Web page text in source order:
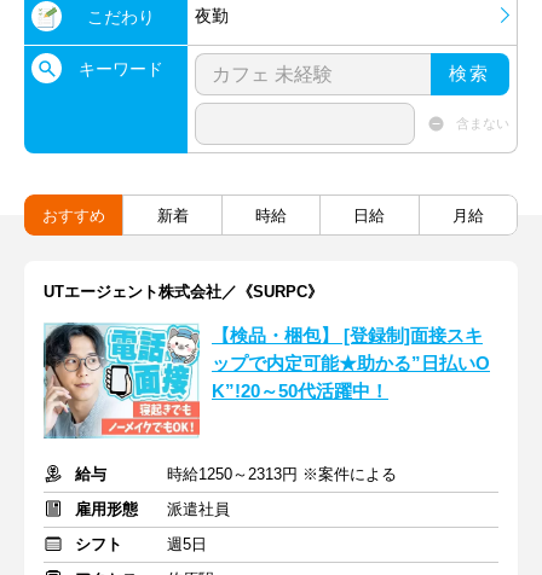
こだわり 夜勤
キーワード 検索
含まない
おすすめ 新着 時給 日給 月給
UTエージェント株式会社／《SURPC》
【検品・梱包】 [登録制]面接スキ
ップで内定可能★助かる”日払いO
K”!20～50代活躍中！
給与
時給1250～2313円 ※案件による
雇用形態
派遣社員
シフト
週5日